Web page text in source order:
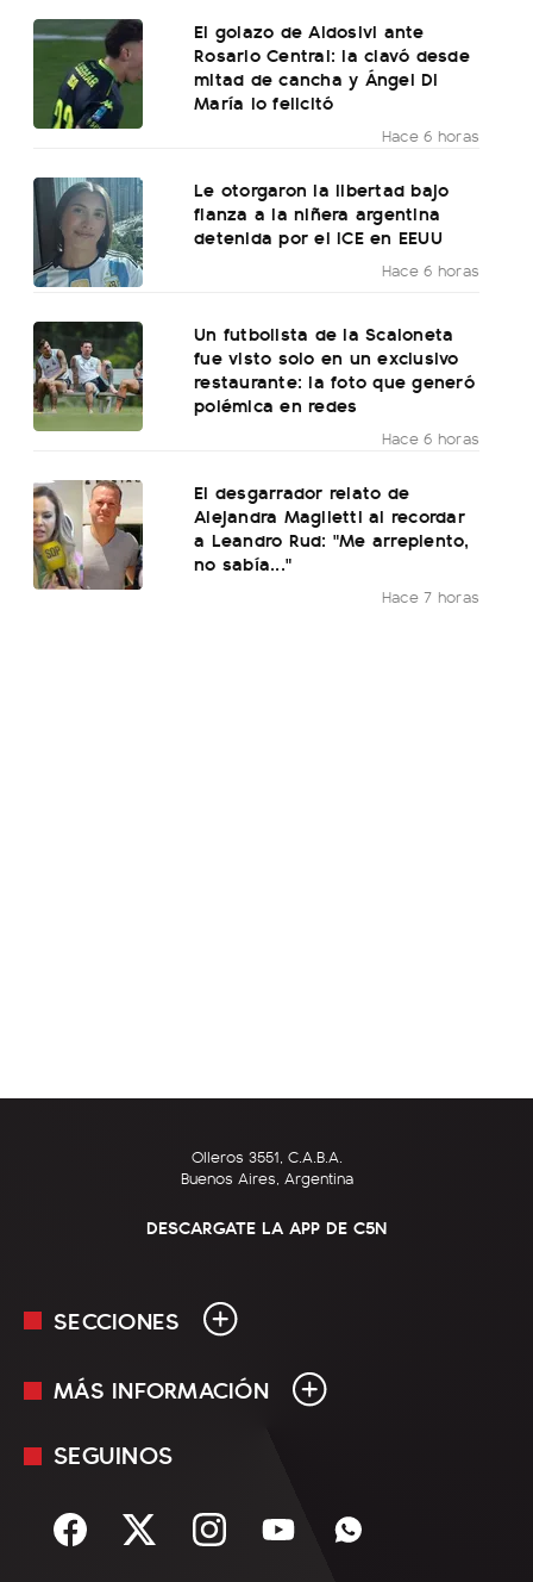
El golazo de Aldosivi ante
Rosario Central: la clavó desde
mitad de cancha y Ángel Di
María lo felicitó
Hace 6 horas
Le otorgaron la libertad bajo
fianza a la niñera argentina
detenida por el ICE en EEUU
Hace 6 horas
Un futbolista de la Scaloneta
fue visto solo en un exclusivo
restaurante: la foto que generó
polémica en redes
Hace 6 horas
El desgarrador relato de
Alejandra Maglietti al recordar
a Leandro Rud: "Me arrepiento,
no sabía..."
Hace 7 horas
Olleros 3551, C.A.B.A.
Buenos Aires, Argentina
DESCARGATE LA APP DE C5N
SECCIONES
En Vivo
Sociedad
MÁS INFORMACIÓN
Mediakit
Términos y condiciones
SEGUINOS